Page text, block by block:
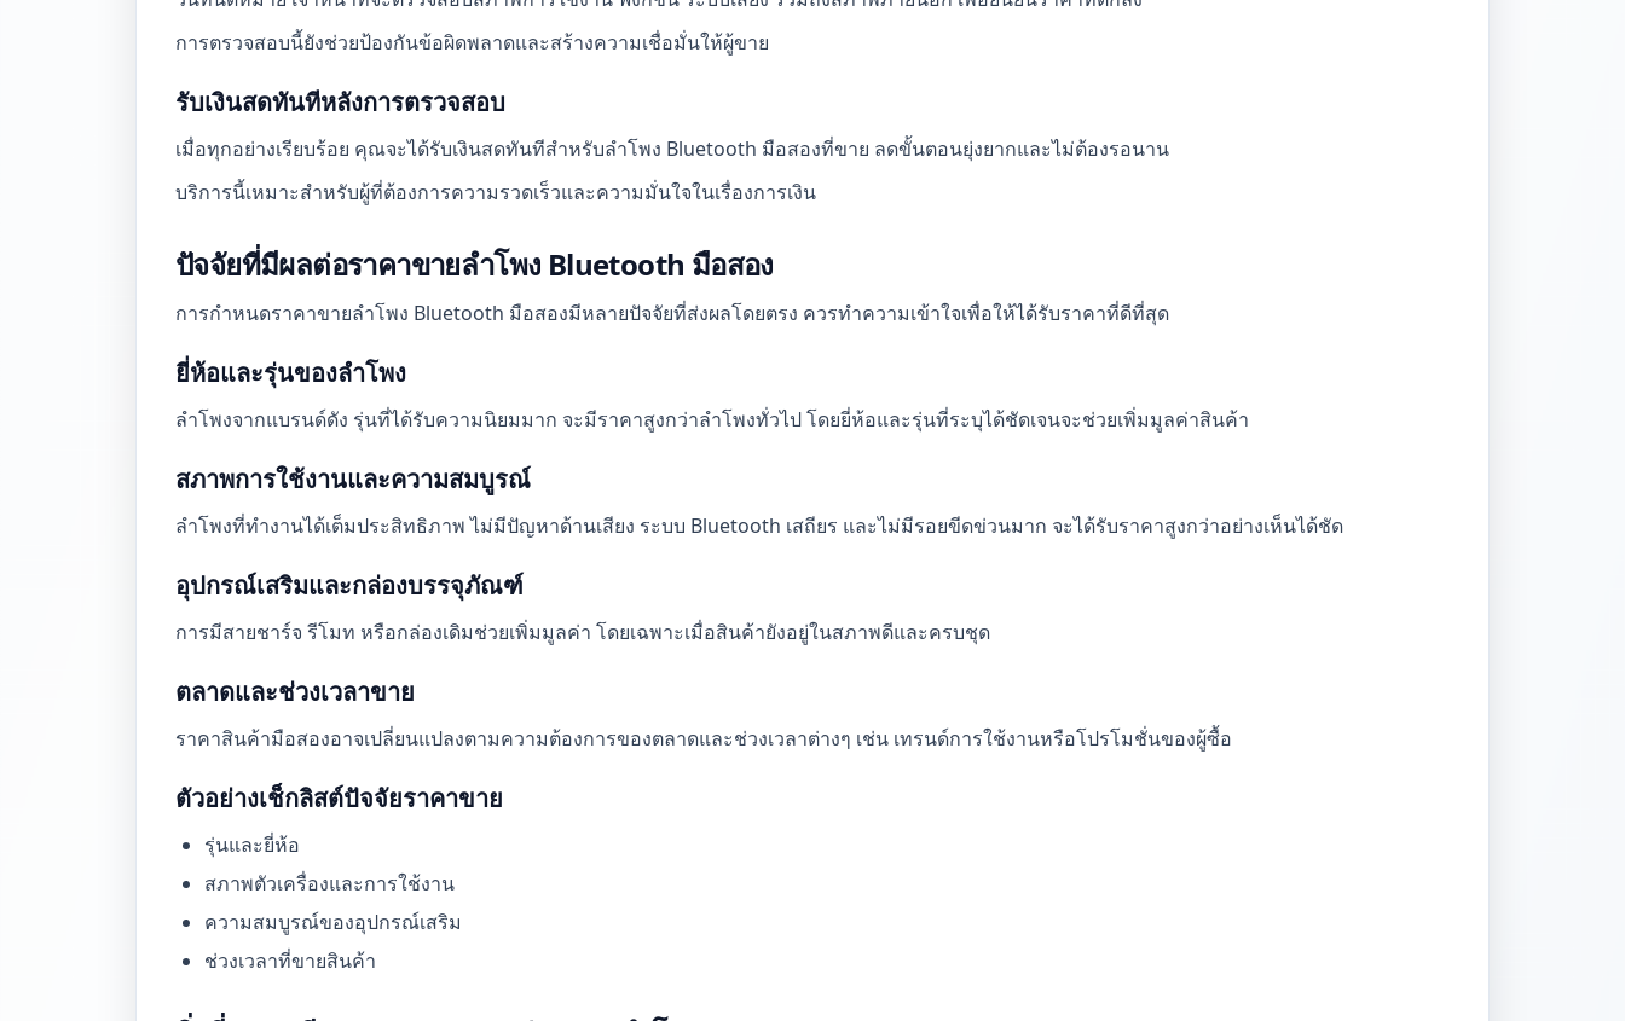
การตรวจสอบนี้ยังช่วยป้องกันข้อผิดพลาดและสร้างความเชื่อมั่นให้ผู้ขาย
รับเงินสดทันทีหลังการตรวจสอบ
เมื่อทุกอย่างเรียบร้อย คุณจะได้รับเงินสดทันทีสำหรับลำโพง Bluetooth มือสองที่ขาย ลดขั้นตอนยุ่งยากและไม่ต้องรอนาน
บริการนี้เหมาะสำหรับผู้ที่ต้องการความรวดเร็วและความมั่นใจในเรื่องการเงิน
ปัจจัยที่มีผลต่อราคาขายลำโพง Bluetooth มือสอง
การกำหนดราคาขายลำโพง Bluetooth มือสองมีหลายปัจจัยที่ส่งผลโดยตรง ควรทำความเข้าใจเพื่อให้ได้รับราคาที่ดีที่สุด
ยี่ห้อและรุ่นของลำโพง
ลำโพงจากแบรนด์ดัง รุ่นที่ได้รับความนิยมมาก จะมีราคาสูงกว่าลำโพงทั่วไป โดยยี่ห้อและรุ่นที่ระบุได้ชัดเจนจะช่วยเพิ่มมูลค่าสินค้า
สภาพการใช้งานและความสมบูรณ์
ลำโพงที่ทำงานได้เต็มประสิทธิภาพ ไม่มีปัญหาด้านเสียง ระบบ Bluetooth เสถียร และไม่มีรอยขีดข่วนมาก จะได้รับราคาสูงกว่าอย่างเห็นได้ชัด
อุปกรณ์เสริมและกล่องบรรจุภัณฑ์
การมีสายชาร์จ รีโมท หรือกล่องเดิมช่วยเพิ่มมูลค่า โดยเฉพาะเมื่อสินค้ายังอยู่ในสภาพดีและครบชุด
ตลาดและช่วงเวลาขาย
ราคาสินค้ามือสองอาจเปลี่ยนแปลงตามความต้องการของตลาดและช่วงเวลาต่างๆ เช่น เทรนด์การใช้งานหรือโปรโมชั่นของผู้ซื้อ
ตัวอย่างเช็กลิสต์ปัจจัยราคาขาย
รุ่นและยี่ห้อ
สภาพตัวเครื่องและการใช้งาน
ความสมบูรณ์ของอุปกรณ์เสริม
ช่วงเวลาที่ขายสินค้า